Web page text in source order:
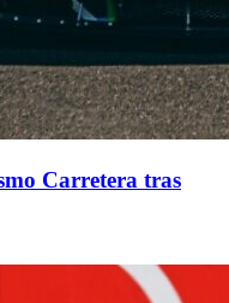
Carretera tras